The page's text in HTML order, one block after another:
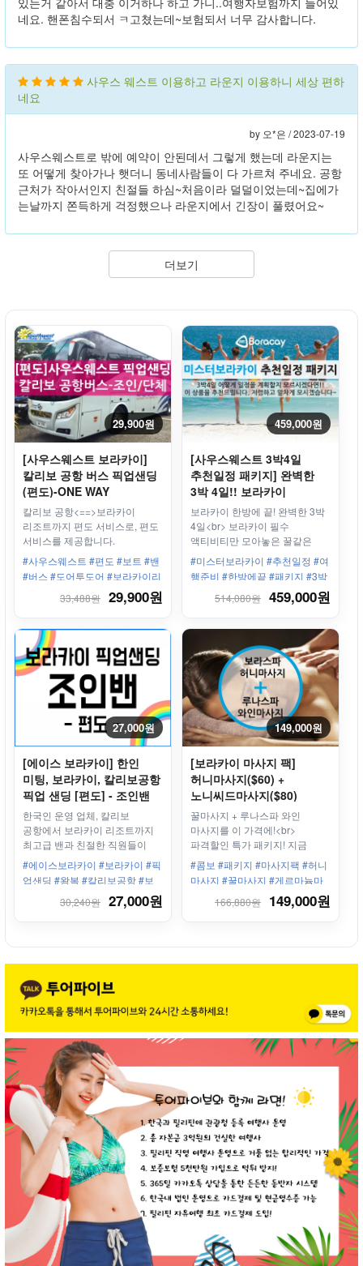
네요. 핸폰침수되서 ㅋ고쳤는데~보험되서 너무 감사합니다.
사우스 웨스트 이용하고 라운지 이용하니 세상 편하
네요
by 오*은 /2023-07-19
사우스웨스트로 밖에 예약이 안된데서 그렇게 했는데 라운지는
또 어떻게 찾아가나 햇더니 동네사람들이 다 가르쳐 주네요. 공항
근처가 작아서인지 친절들 하심~처음이라 덜덜이었는데~집에가
는날까지 쫀득하게 걱정했으나 라운지에서 긴장이 풀렸어요~
더보기
29,900원
[사우스웨스트 보라카이]
칼리보 공항 버스 픽업샌딩
(편도)-ONE WAY
칼리보 공항<==>보라카이
리조트까지 편도 서비스로, 편도
서비스를 제공합니다.
#사우스웨스트 #편도 #보트 #밴
#버스 #도어투도어 #보라카이리
조트 #깔리보공항 #칼리보
33,488원 29,900원
459,000원
[사우스웨스트 3박4일
추천일정 패키지] 완벽한
3박 4일!! 보라카이
추천일정 패키지
보라카이 한방에 끝! 완벽한 3박
4일<br> 보라카이 필수
액티비티만 모아놓은 꿀같은
상품!
#미스터보라카이 #추천일정 #여
행준비 #한방에끝 #패키지 #3박
4일 #왕복픽업샌딩 #마사지
514,080원 459,000원
27,000원
[에이스 보라카이] 한인
미팅, 보라카이, 칼리보공항
픽업 샌딩 [편도] - 조인밴
한국인 운영 업체, 칼리보
공항에서 보라카이 리조트까지
최고급 밴과 친절한 직원들이
안전하고 편안하게 모십니다.
#에이스보라카이 #보라카이 #픽
업샌딩 #왕복 #칼리보공항 #보
라카이리조트 #한인업체 #최고
의서비스 #한인미팅
30,240원 27,000원
149,000원
[보라카이 마사지 팩]
허니마사지($60) +
노니씨드마사지($80)
꿀마사지 + 루나스파 와인
마사지를 이 가격에!<br>
파격할인 특가 패키지! 지금
놓치시면 후회합니다.
#콤보 #패키지 #마사지팩 #허니
마사지 #꿀마사지 #게르마늄마
166,880원 149,000원